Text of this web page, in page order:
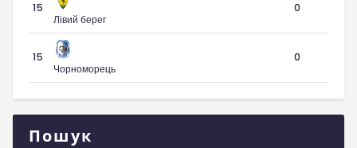
15
Лівий берег
0
15
Чорноморець
0
Пошук